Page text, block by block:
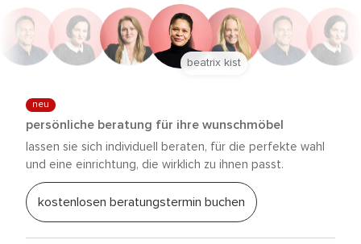
neu
persönliche beratung für ihre wunschmöbel
lassen sie sich individuell beraten, für die perfekte wahl
und eine einrichtung, die wirklich zu ihnen passt.
kostenlosen beratungstermin buchen
beatrix kist